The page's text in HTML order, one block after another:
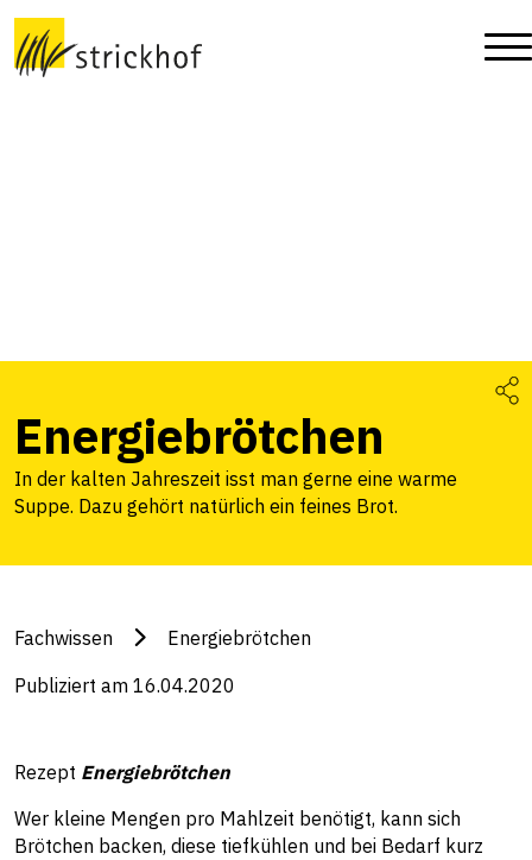
Energiebrötchen
In der kalten Jahreszeit isst man gerne eine warme
Suppe. Dazu gehört natürlich ein feines Brot.
Fachwissen Energiebrötchen
Publiziert am 16.04.2020
Rezept Energiebrötchen
Wer kleine Mengen pro Mahlzeit benötigt, kann sich
Brötchen backen, diese tiefkühlen und bei Bedarf kurz